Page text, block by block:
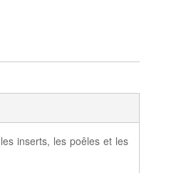
inserts, les poêles et les